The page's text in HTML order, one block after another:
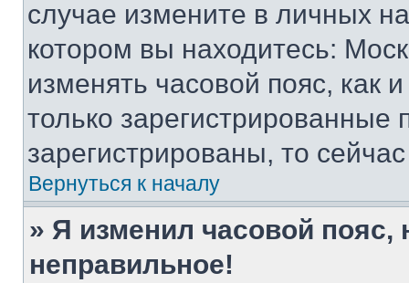
случае измените в личных
котором вы находитесь:
изменять часовой пояс, как
только
зарегистрированы, то
Вернуться к началу
» Я изменил часовой пояс,
неправильное!